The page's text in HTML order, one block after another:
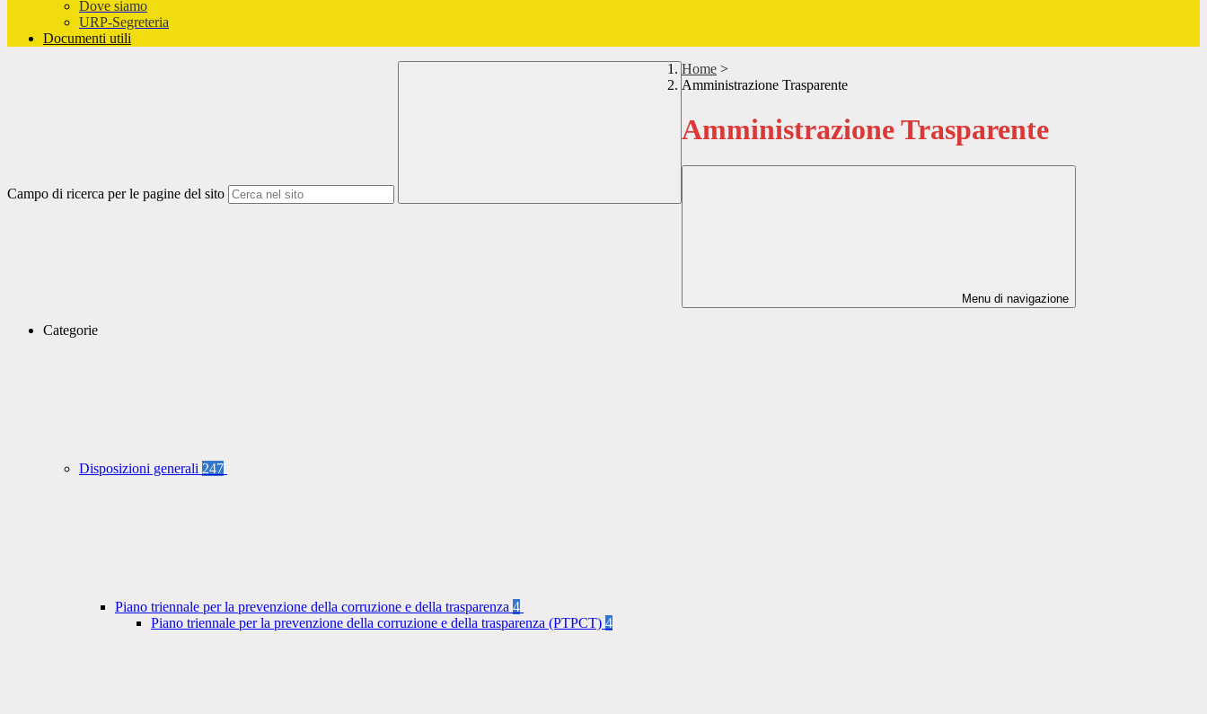
Dove siamo
URP-Segreteria
Documenti utili
Campo di ricerca per le pagine del sito
Home >
Amministrazione Trasparente
Amministrazione Trasparente
Menu di navigazione
Categorie
Disposizioni generali 247
Piano triennale per la prevenzione della corruzione e della trasparenza 4
Piano triennale per la prevenzione della corruzione e della trasparenza (PTPCT) 4